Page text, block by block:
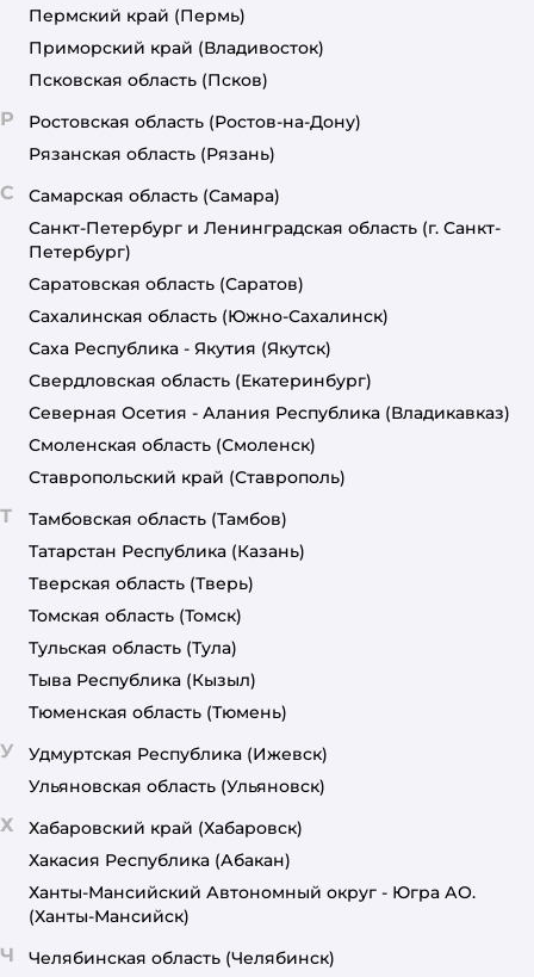
Пермский край (Пермь)
Приморский край (Владивосток)
Псковская область (Псков)
Р Ростовская область (Ростов-на-Дону)
Рязанская область (Рязань)
С Самарская область (Самара)
Санкт-Петербург и Ленинградская область (г. Санкт-
Петербург)
Саратовская область (Саратов)
Сахалинская область (Южно-Сахалинск)
Саха Республика - Якутия (Якутск)
Свердловская область (Екатеринбург)
Северная Осетия - Алания Республика (Владикавказ)
Смоленская область (Смоленск)
Ставропольский край (Ставрополь)
Т Тамбовская область (Тамбов)
Татарстан Республика (Казань)
Тверская область (Тверь)
Томская область (Томск)
Тульская область (Тула)
Тыва Республика (Кызыл)
Тюменская область (Тюмень)
У Удмуртская Республика (Ижевск)
Ульяновская область (Ульяновск)
Х Хабаровский край (Хабаровск)
Хакасия Республика (Абакан)
Ханты-Мансийский Автономный округ - Югра АО.
(Ханты-Мансийск)
Ч Челябинская область (Челябинск)